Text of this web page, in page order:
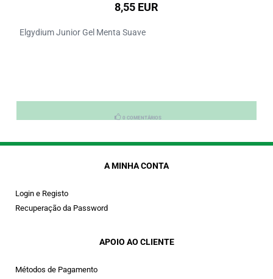
8,55 EUR
Elgydium Junior Gel Menta Suave
0 COMENTÁRIOS
A MINHA CONTA
Login e Registo
Recuperação da Password
APOIO AO CLIENTE
Métodos de Pagamento